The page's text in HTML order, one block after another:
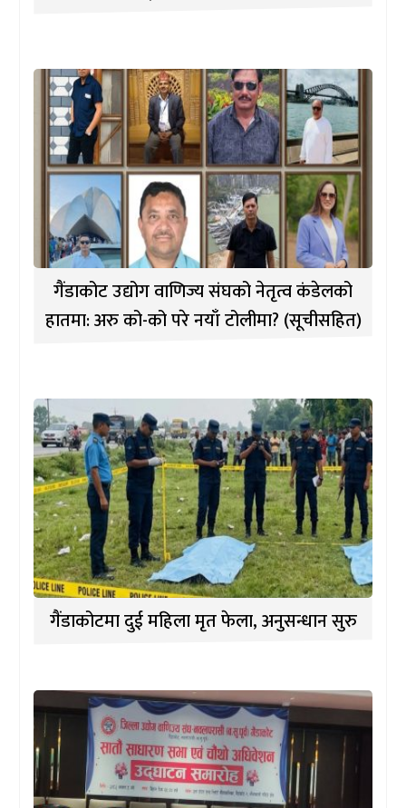
गैंडाकोट उद्योग वाणिज्य संघको नेतृत्व कंडेलको
हातमा: अरु को-को परे नयाँ टोलीमा? (सूचीसहित)
गैंडाकोटमा दुई महिला मृत फेला, अनुसन्धान सुरु